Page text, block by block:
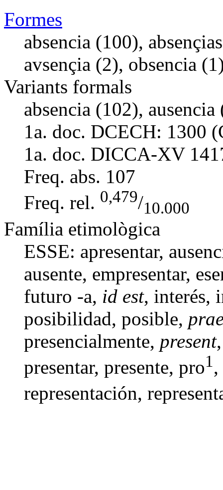
Formes
absencia (100),
avsençia (2), obsencia
Variants formals
absencia (102),
1a. doc. DCECH: 1300
1a. doc. DICCA-XV
Freq. abs. 107
Freq. rel. 0,479/10.000
Família etimològica
ESSE: apresentar,
ausente, empresentar,
futuro -a, id est, interés,
posibilidad, posible,
presencialmente, present
presentar, presente, pro1
representación,